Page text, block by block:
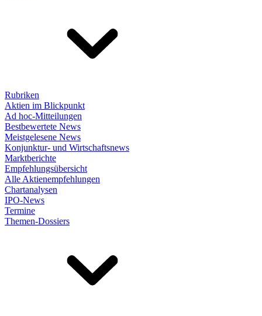
Rubriken
Aktien im Blickpunkt
Ad hoc-Mitteilungen
Bestbewertete News
Meistgelesene News
Konjunktur- und Wirtschaftsnews
Marktberichte
Empfehlungsübersicht
Alle Aktienempfehlungen
Chartanalysen
IPO-News
Termine
Themen-Dossiers